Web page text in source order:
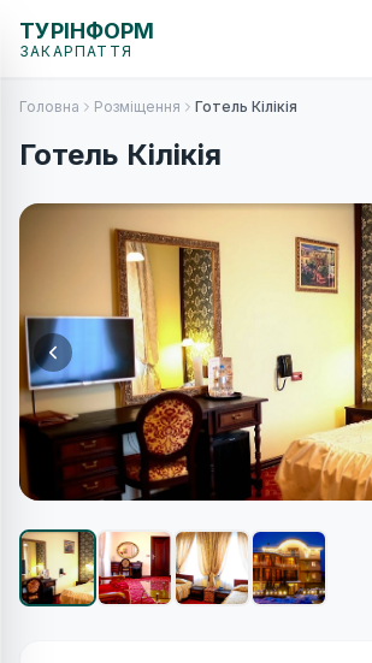
ТУРІНФОРМ
ЗАКАРПАТТЯ
Головна Розміщення Готель Кілікія
Готель Кілікія